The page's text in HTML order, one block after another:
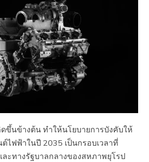
ดขึ้นข้างต้น ทำให้นโยบายการบังคับให้
ไฟฟ้าในปี 2035 เป็นกรอบเวลาที่
ะทางรัฐบาลกลางของสหภาพยุโรป